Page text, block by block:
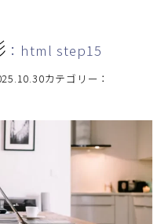
：html step15
カテゴリー：